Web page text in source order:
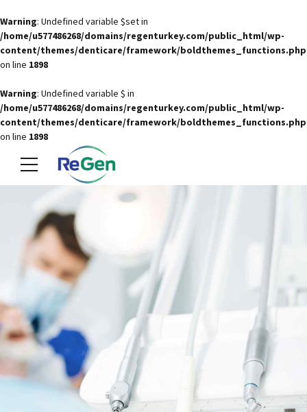
Warning: Undefined variable $set in
/home/u577486268/domains/regenturkey.com/public_html/wp-
content/themes/denticare/framework/boldthemes_functions.php
on line 1898
Warning: Undefined variable $ in
/home/u577486268/domains/regenturkey.com/public_html/wp-
content/themes/denticare/framework/boldthemes_functions.php
on line 1898